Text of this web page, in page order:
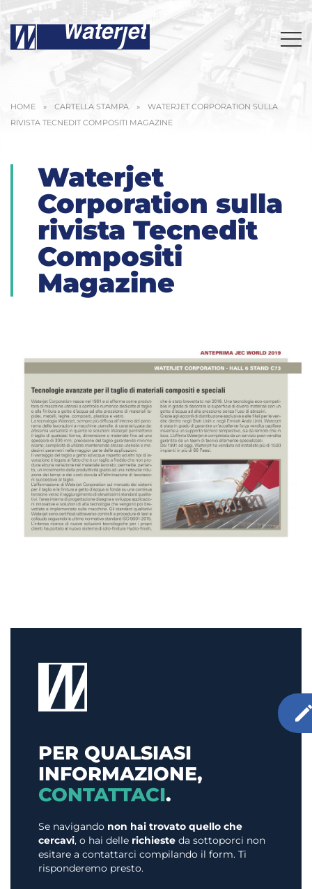
HOME » CARTELLA STAMPA »
WATERJET CORPORATION SULLA
RIVISTA TECNEDIT COMPOSITI MAGAZINE
Waterjet
Corporation sulla
rivista Tecnedit
Compositi
Magazine
PER QUALSIASI
INFORMAZIONE,
CONTATTACI.
Se navigando non hai trovato quello che
cercavi, o hai delle richieste da sottoporci non
esitare a contattarci compilando il form. Ti
risponderemo presto.